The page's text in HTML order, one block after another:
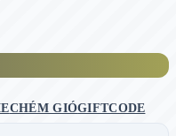
CHÉM GIÓGIFTCODE